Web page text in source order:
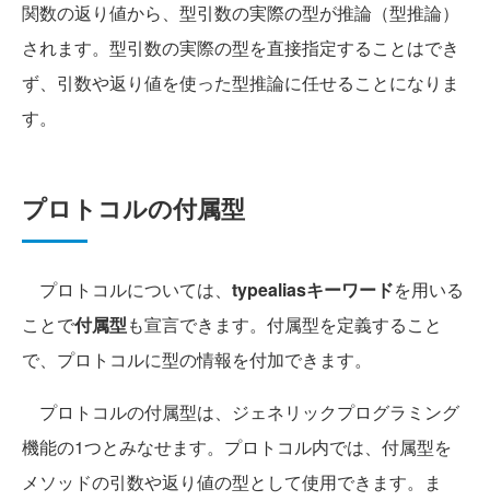
関数の返り値から、型引数の実際の型が推論（型推論）
されます。型引数の実際の型を直接指定することはでき
ず、引数や返り値を使った型推論に任せることになりま
す。
プロトコルの付属型
プロトコルについては、 typealiasキーワードを用いる
ことで付属型も宣言できます。付属型を定義すること
で、プロトコルに型の情報を付加できます。
プロトコルの付属型は、ジェネリックプログラミング
機能の1つとみなせます。プロトコル内では、付属型を
メソッドの引数や返り値の型として使用できます。ま